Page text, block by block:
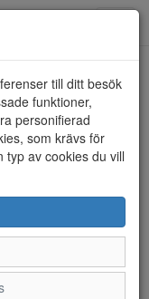
till ditt besök
funktioner,
personifierad
som krävs för
typ av cookies du vill